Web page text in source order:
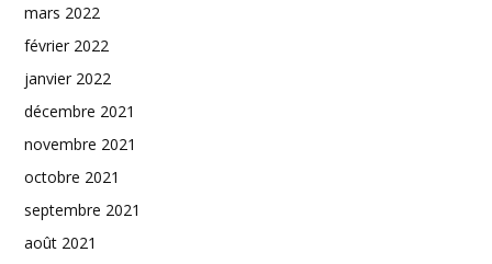
mars 2022
février 2022
janvier 2022
décembre 2021
novembre 2021
octobre 2021
septembre 2021
août 2021